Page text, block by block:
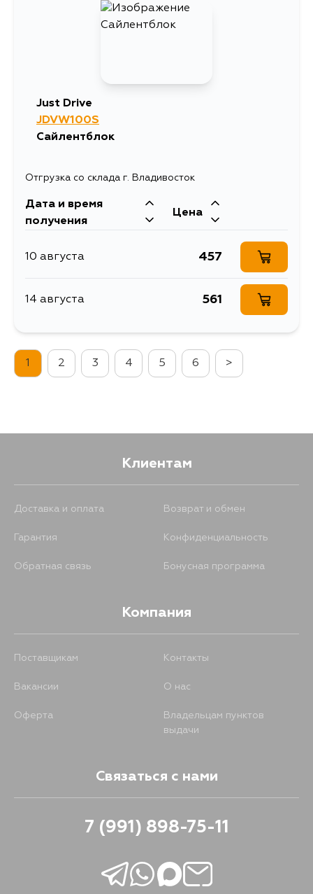
Just Drive
JDVW100S
Сайлентблок
Отгрузка со склада г. Владивосток
Дата и время
получения
Цена
10 августа 457
14 августа 561
1 2 3 4 5 6 >
Клиентам
Доставка и оплата Возврат и обмен
Гарантия Конфиденциальность
Обратная связь Бонусная программа
Компания
Поставщикам Контакты
Вакансии О нас
Оферта
Владельцам пунктов
выдачи
Связаться с нами
7 (991) 898-75-11